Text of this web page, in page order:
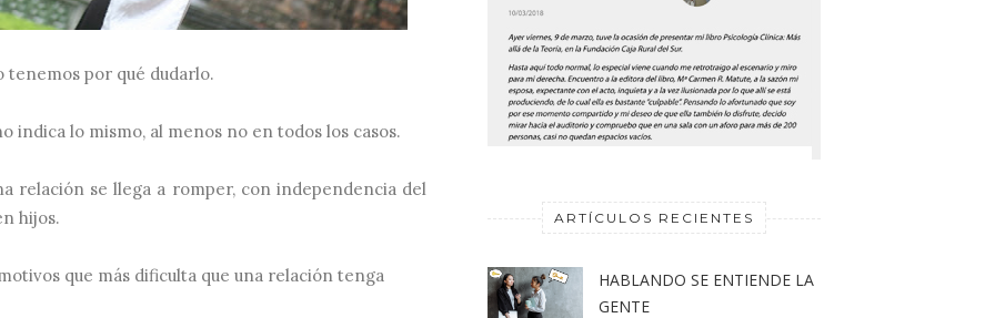
tenemos por qué dudarlo.
indica lo mismo, al menos no en todos los casos.
relación se llega a romper, con independencia del
hijos.
que más dificulta que una relación tenga
ARTÍCULOS RECIENTES
HABLANDO SE ENTIENDE LA
GENTE